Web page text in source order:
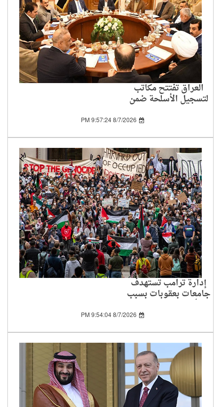
العراق تفتتح مكاتب
لتسجيل الأسلحة ضمن
الفصائل بيد الدولة8/7/2026 9:57:24 PM
إدارة ترامب تستهدف
جامعات بعقوبات بسبب
تأييد الفلسطينيين
8/7/2026 9:54:04 PM